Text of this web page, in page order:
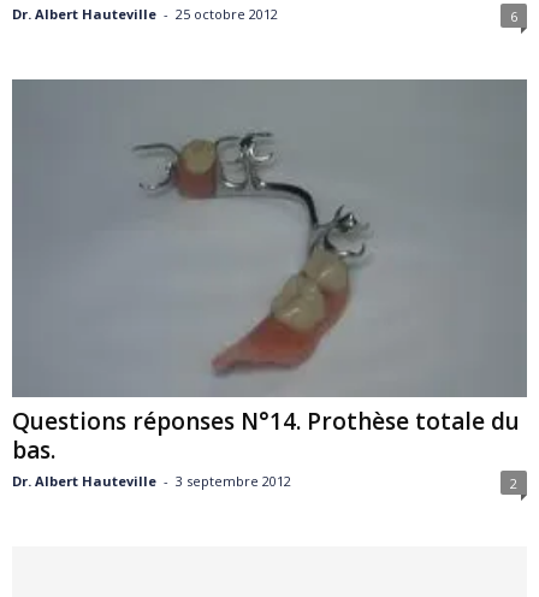
Dr. Albert Hauteville - 25 octobre 2012 6
Questions réponses N°14. Prothèse totale du
bas.
Dr. Albert Hauteville - 3 septembre 2012 2